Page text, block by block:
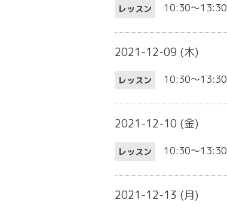
レッスン 10:30～13:30
2021-12-09 (木)
レッスン 10:30～13:30
2021-12-10 (金)
レッスン 10:30～13:30
2021-12-13 (月)